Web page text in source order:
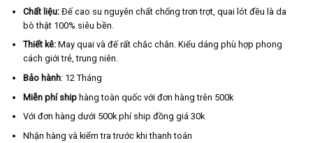
Chất liệu:Đế cao su nguyên chất chống trơn trợt, quai lót đều là da
bò thật 100% siêu bền.
Thiết kê:May quai và đế rất chắc chắn. Kiểu dáng phù hợp phong
cách giới trẻ, trung niên.
Bảo hành: 12 Tháng
Miễn phí shiphàng toàn quốc với đơn hàng trên 500k
Với đơn hàng dưới 500k phí ship đồng giá 30k
Nhận hàng và kiểm tra trước khi thanh toán